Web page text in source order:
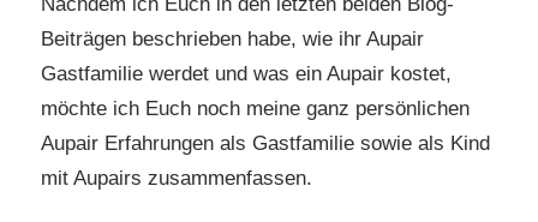
Beiträgen beschrieben habe, wie ihr Aupair
Gastfamilie werdet und was ein Aupair kostet,
möchte ich Euch noch meine ganz persönlichen
Aupair Erfahrungen als Gastfamilie sowie als Kind
mit Aupairs zusammenfassen.